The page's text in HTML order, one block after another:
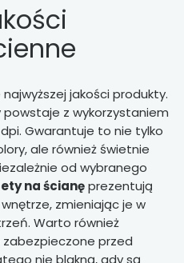
jakości produkty.
z wykorzystaniem
Gwarantuje to nie tylko
ale również świetnie
od wybranego
na ścianęprezentują
zmieniając je w
Warto również
zabezpieczone przed
nie blakną, gdy są